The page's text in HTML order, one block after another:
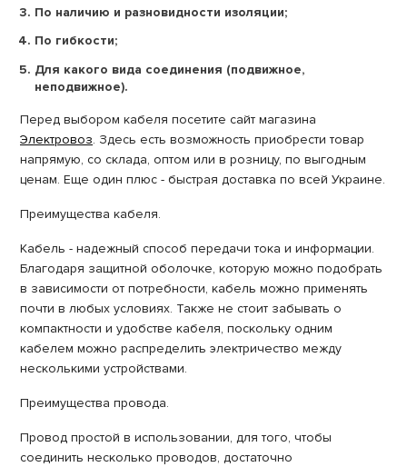
По наличию и разновидности изоляции;
По гибкости;
Для какого вида соединения (подвижное,
неподвижное).
Перед выбором кабеля посетите сайт магазина
Электровоз. Здесь есть возможность приобрести товар
напрямую, со склада, оптом или в розницу, по выгодным
ценам. Еще один плюс - быстрая доставка по всей Украине.
Преимущества кабеля.
Кабель - надежный способ передачи тока и информации.
Благодаря защитной оболочке, которую можно подобрать
в зависимости от потребности, кабель можно применять
почти в любых условиях. Также не стоит забывать о
компактности и удобстве кабеля, поскольку одним
кабелем можно распределить электричество между
несколькими устройствами.
Преимущества провода.
Провод простой в использовании, для того, чтобы
соединить несколько проводов, достаточно